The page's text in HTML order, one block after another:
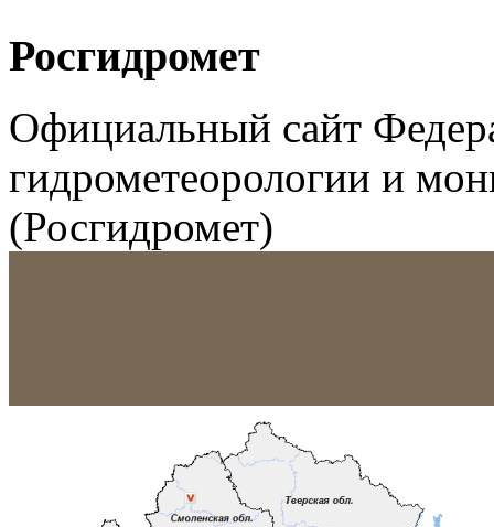
Росгидромет
Официальный сайт
гидрометеорологии и
(Росгидромет)